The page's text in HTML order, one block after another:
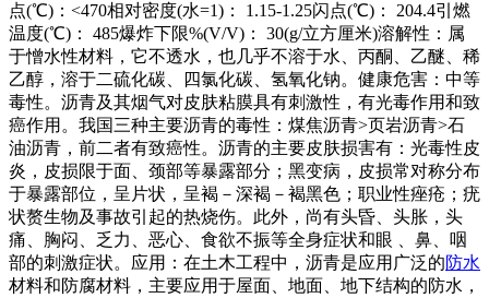
点(℃)：<470相对密度(水=1)： 1.15-1.25闪点(℃)： 204.4引燃
温度(℃)： 485爆炸下限%(V/V)： 30(g/立方厘米)溶解性：属
于憎水性材料，它不透水，也几乎不溶于水、丙酮、乙醚、稀
乙醇，溶于二硫化碳、四氯化碳、氢氧化钠。健康危害：中等
毒性。沥青及其烟气对皮肤粘膜具有刺激性，有光毒作用和致
癌作用。我国三种主要沥青的毒性：煤焦沥青>页岩沥青>石
油沥青，前二者有致癌性。沥青的主要皮肤损害有：光毒性皮
炎，皮损限于面、颈部等暴露部分；黑变病，皮损常对称分布
于暴露部位，呈片状，呈褐－深褐－褐黑色；职业性痤疮；疣
状赘生物及事故引起的热烧伤。此外，尚有头昏、头胀，头
痛、胸闷、乏力、恶心、食欲不振等全身症状和眼 、鼻、咽
部的刺激症状。应用：在土木工程中，沥青是应用广泛的防水
材料和防腐材料，主要应用于屋面、地面、地下结构的防水，